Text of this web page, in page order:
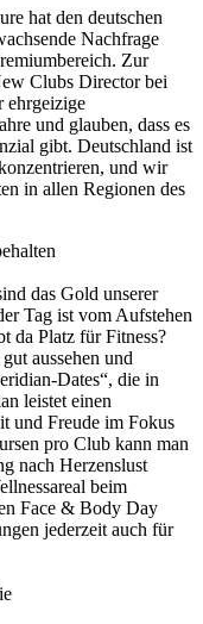
hat den deutschen
Nachfrage
Zur
Clubs Director bei
ehrgeizige
und glauben, dass es
gibt. Deutschland ist
und wir
in allen Regionen des
das Gold unserer
Tag ist vom Aufstehen
da Platz für Fitness?
aussehen und
Dates“, die in
leistet einen
und Freude im Fokus
pro Club kann man
nach Herzenslust
beim
Face & Body Day
jederzeit auch für